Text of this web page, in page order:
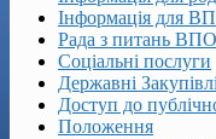
Інформація для
Рада з питань ВПО
Соціальні послуги
Державні Закупівлі
Доступ до
Положення